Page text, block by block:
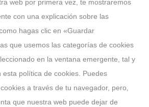
varios
web por primera vez, te mostraremos
con una explicación sobre las
hagas clic en «Guardar
que usemos las categorías de cookies
en la ventana emergente, tal y
esta política de cookies. Puedes
a través de tu navegador, pero,
que nuestra web puede dejar de